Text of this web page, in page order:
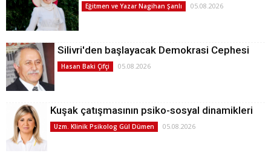
Eğitmen ve Yazar Nagihan Şanlı 05.08.2026
Silivri'den başlayacak Demokrasi Cephesi
Hasan Baki Çifçi 05.08.2026
Kuşak çatışmasının psiko-sosyal dinamikleri
Uzm. Klinik Psikolog Gül Dümen 05.08.2026